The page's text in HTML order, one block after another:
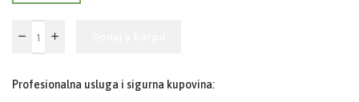
Profesionalna usluga i sigurna kupovina: